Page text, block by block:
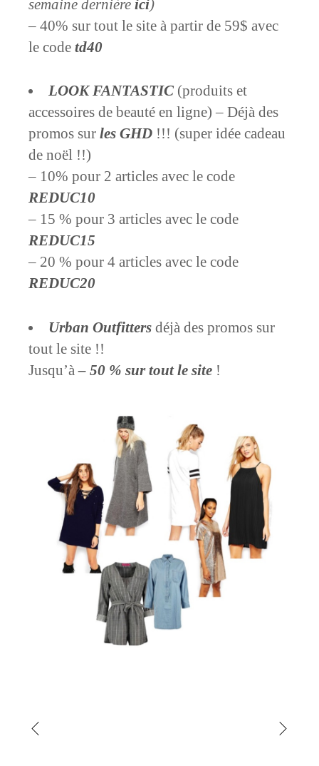
semaine dernièreici)
– 40% sur tout le site à partir de 59$ avec
le codetd40
LOOK FANTASTIC (produits et
accessoires de beauté en ligne) – Déjà des
promos surles GHD !!! (super idée cadeau
de noël !!)
– 10% pour 2 articles avec le code
REDUC10
– 15 % pour 3 articles avec le code
REDUC15
– 20 % pour 4 articles avec le code
REDUC20
Urban Outfitters déjà des promos sur
tout le site !!
Jusqu’à– 50 % sur tout le site !